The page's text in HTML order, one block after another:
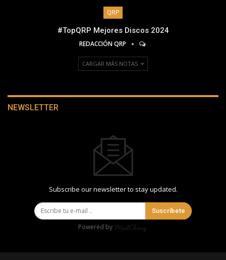
QRP
#TopQRP Mejores Discos 2024
REDACCIÓN QRP
CARGAR MÁS NOTAS
NEWSLETTER
Subscribe our newsletter to stay updated.
Suscríbete
Powered by